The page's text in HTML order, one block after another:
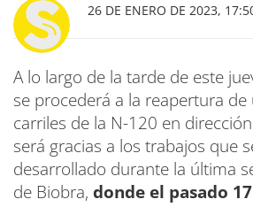
26 DE ENERO DE 2023,
A lo largo de la tarde de este
se procederá a la reapertura de
carriles de la N-120 en
será gracias a los trabajos que
desarrollado durante la última
de Biobra, donde el pasado